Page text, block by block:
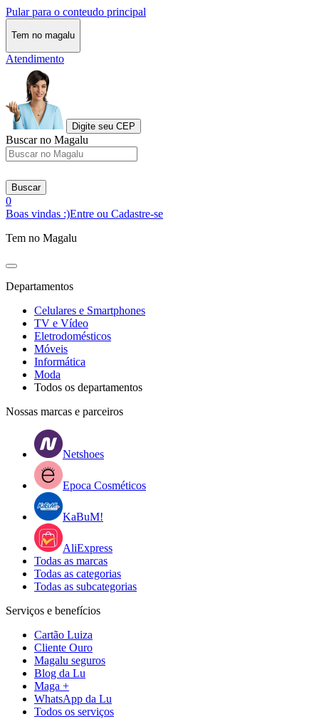
Pular para o conteudo principal
Tem no magalu
Atendimento
Digite seu CEP
Buscar no Magalu
Buscar
0
Boas vindas :)Entre ou Cadastre-se
Tem no Magalu
Departamentos
Celulares e Smartphones
TV e Vídeo
Eletrodomésticos
Móveis
Informática
Moda
Todos os departamentos
Nossas marcas e parceiros
Netshoes
Epoca Cosméticos
KaBuM!
AliExpress
Todas as marcas
Todas as categorias
Todas as subcategorias
Serviços e benefícios
Cartão Luiza
Cliente Ouro
Magalu seguros
Blog da Lu
Maga +
WhatsApp da Lu
Todos os serviços